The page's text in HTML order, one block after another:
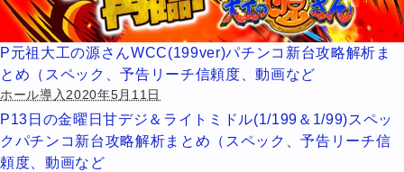
P元祖大工の源さんWCC(199ver)パチンコ新台攻略解析ま
とめ（スペック、予告リーチ信頼度、動画など
ホール導入2020年5月11日
P13日の金曜日甘デジ＆ライトミドル(1/199＆1/99)スペッ
クパチンコ新台攻略解析まとめ（スペック、予告リーチ信
頼度、動画など